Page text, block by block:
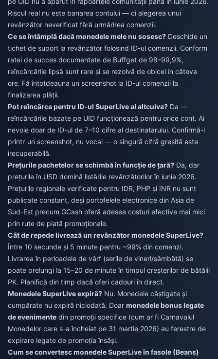
Riscul real nu este banarea contului — ci alegerea unui
revânzător neverificat fără urmărirea comenzii.
Ce se întâmplă dacă monedele mele nu sosesc? Deschide un
tichet de suport la revânzător folosind ID-ul comenzii. Conform
ratei de succes documentate de Buffget de 98–99,9%,
reîncărcările lipsă sunt rare și se rezolvă de obicei în câteva
ore. Fă întotdeauna un screenshot la ID-ul comenzii la
finalizarea plății.
Pot reîncărca pentru ID-ul SuperLive al altcuiva? Da —
reîncărcările bazate pe UID funcționează pentru orice cont. Ai
nevoie doar de ID-ul de 7–10 cifre al destinatarului. Confirmă-l
printr-un screenshot, nu vocal — o singură cifră greșită este
irecuperabilă.
Prețurile pachetelor se schimbă în funcție de țară? Da, dar
prețurile în USD domină listările revânzătorilor în iunie 2026.
Prețurile regionale verificate pentru IDR, PHP și INR nu sunt
publicate constant, deși portofelele electronice din Asia de
Sud-Est precum GCash oferă adesea costuri efective mai mici
prin rute de plată promoționale.
Cât de repede livrează un revânzător monedele SuperLive?
Între 10 secunde și 5 minute pentru ~99% din comenzi.
Livrarea în perioadele de vârf (serile de vineri/sâmbătă) se
poate prelungi la 15–20 de minute în timpul creșterilor de bătălii
PK. Planifică din timp dacă oferi cadouri în direct.
Monedele SuperLive expiră? Nu. Monedele câștigate și
cumpărate nu expiră niciodată. Doar monedele bonus legate
de evenimente din promoții specifice (cum ar fi Carnavalul
Monedelor care s-a încheiat pe 31 martie 2026) au ferestre de
expirare legate de promoția însăși.
Cum se convertesc monedele SuperLive în fasole (Beans)